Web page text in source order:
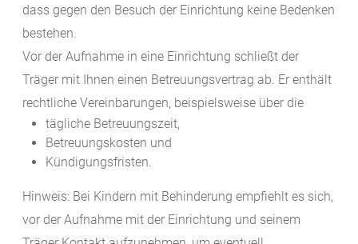
dass gegen den Besuch der Einrichtung keine Bedenken
bestehen.
Vor der Aufnahme in eine Einrichtung schließt der
Träger mit Ihnen einen Betreuungsvertrag ab. Er enthält
rechtliche Vereinbarungen, beispielsweise über die
tägliche Betreuungszeit,
Betreuungskosten und
Kündigungsfristen.
Hinweis: Bei Kindern mit Behinderung empfiehlt es sich,
vor der Aufnahme mit der Einrichtung und seinem